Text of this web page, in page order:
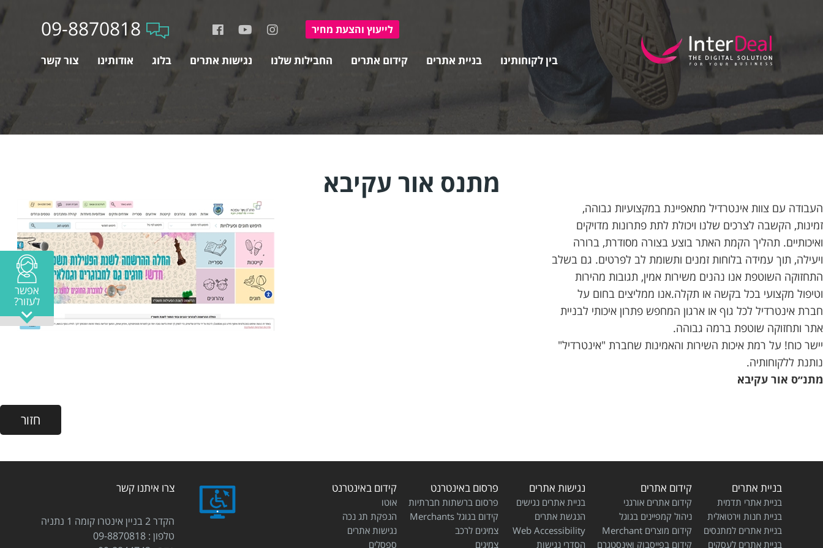
09-8870818 לייעוץ והצעת מחיר
בין לקוחותינו בניית אתרים קידום אתרים החבילות שלנו נגישות אתרים בלוג אודותינו צור קשר
אפשר
לעזור?
מתנס אור עקיבא
העבודה עם צוות אינטרדיל מתאפיינת במקצועיות גבוהה,
זמינות, הקשבה לצרכים שלנו ויכולת לתת פתרונות מדויקים
ואיכותיים. תהליך הקמת האתר בוצע בצורה מסודרת, ברורה
ויעילה, תוך עמידה בלוחות זמנים ותשומת לב לפרטים. גם בשלב
התחזוקה השוטפת אנו נהנים משירות אמין, תגובות מהירות
וטיפול מקצועי בכל בקשה או תקלה.אנו ממליצים בחום על
חברת אינטרדיל לכל גוף או ארגון המחפש פתרון איכותי לבניית
אתר ותחזוקה שוטפת ברמה גבוהה.
יישר כוח! על רמת איכות השירות והאמינות שחברת "אינטרדיל"
נותנת ללקוחותיה.
מתנ״ס אור עקיבא
בניית אתרים
בניית אתרי תדמית
בניית חנות וירטואלית
בניית אתרים למתנסים
בניית אתרים לעסקים
קידום אתרים
קידום אתרים אורגני
ניהול קמפיינים בגוגל
קידום מוצרים Merchant
קידום בפייסבוק ואינסטגרם
נגישות אתרים
בניית אתרים נגישים
הנגשת אתרים
Web Accessibility
הסדרי נגישות
פרסום באינטרנט
פרסום ברשתות חברתיות
קידום בגוגל Merchants
צמיגים לרכב
צמיגים
קידום באינטרנט
אוטו
הנפקת תג נכה
נגישות אתרים
ספסלים
צרו איתנו קשר
הקדר 2 בניין אינטרו קומה 1 נתניה
טלפון 09-8870818